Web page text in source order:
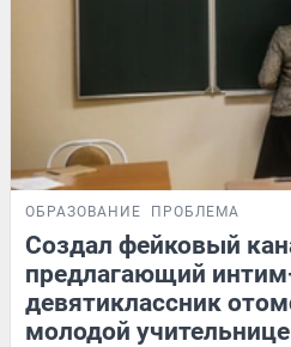
ОБРАЗОВАНИЕ ПРОБЛЕМА
Создал фейковый
предлагающий
девятиклассник
молодой учительнице